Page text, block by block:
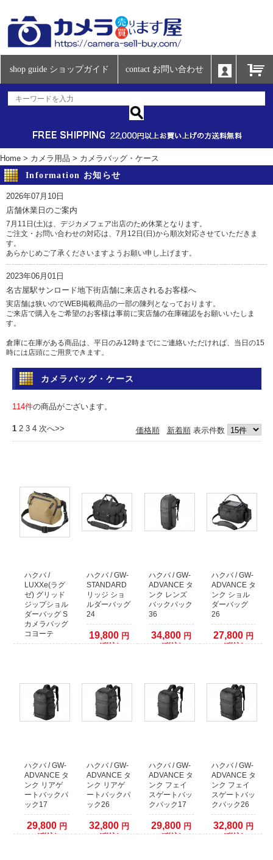
shop guide ショップガイド contact お問い合わせ
Home > カメラ用品 > カメラバッグ・ケース
Information お知らせ
2026年07月10日
店舗休業日のご案内
7月11日(土)は、デジカメフェア出店のため休業となります。
ご注文・お問い合わせの対応は、7月12日(日)から順次対応させていただきま
す。
あらかじめご了承くださいますようお願い申し上げます。
2023年06月01日
名古屋駅サンロード地下街店舗に来店されるお客様へ
実店舗は狭いのでWEB掲載商品の一部の陳列となっております。
ご来店で購入をご希望のお客様は事前に実店舗の在庫確認をお願いいたしま
す。
倉庫に在庫がある商品は、平日のみ12時までにご連絡いただければ、当日の15
時には店頭にご用意できます。
土日祝日は倉庫からの出荷を行っていませんのであらかじめご了承ください。
問い合わせ
電話 052-583-7558 Eメール: info@camera-sell-buy.com
2023年06月01日
カードご利用の方にはご迷惑をおかけいたしますが、ご容赦くださいますよう
お願い申し上げます。
2017年05月12日
各クレジットカード会社の本人認証サービスをご利用いただいた場合、決済確
認時間を早めることが出来ます。
本人認証サービス以外のクレジット決済に関しましては、従来通り決済をカー
ド会社へ確認してからの発送となります。
1日程度(場合により2、3日以上)出荷までお時間がかかりますので予めご了承く
ださい。
まして取り扱いを終了いたします。
複数の代金引換注文で合計額が50万円以上になる場合は、同日での発送ができ
ません。発送日をずらしますので納期が余分にかかります。
店頭でのご購入希望のお客様へ
当店の商品は、ほとんどが倉庫で保管しておりますので
WEBサイトで在庫有りとなっておりましても、店頭には無い場合がございま
ますようお願いいたします。
カメラバッグ・ケース
114件の商品がございます。
価格順 新着順表示件数
1 2 3 4 次へ>>
ハクバ /
LUXXe(ラグ
ゼ) グリッド
ジップショル
ダーバッグ S
カメラバッグ
コヨーテ
ハクバ / GW-
STANDARD
リッジ ショ
ルダーバッグ
24
19,800円
(税込)
ハクバ / GW-
ADVANCE タ
ンク レンズ
バックパック
36
34,800 円
(税込)
ハクバ / GW-
ADVANCE タ
ンク ショル
ダーバッグ
26
27,800 円
(税込)
ハクバ / GW-
ADVANCE タ
ンク リアゲ
ートバックパ
ック17
29,800円
(税込)
ハクバ / GW-
ADVANCE タ
ンク リアゲ
ートバックパ
ック26
32,800円
(税込)
ハクバ / GW-
ADVANCE タ
ンク フェイ
スゲートバッ
クパック17
29,800 円
(税込)
ハクバ / GW-
ADVANCE タ
ンク フェイ
スゲートバッ
クパック26
32,800 円
(税込)